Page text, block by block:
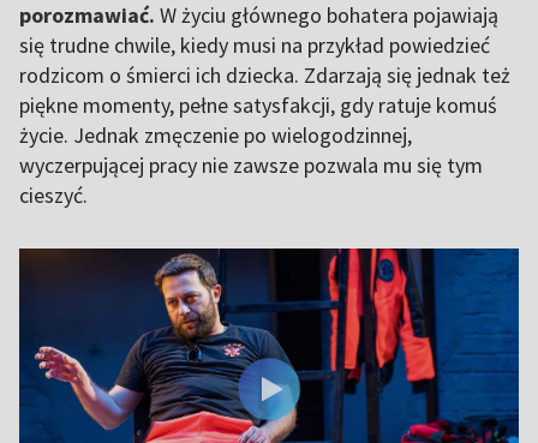
porozmawiać. W życiu głównego bohatera pojawiają
się trudne chwile, kiedy musi na przykład powiedzieć
rodzicom o śmierci ich dziecka. Zdarzają się jednak też
piękne momenty, pełne satysfakcji, gdy ratuje komuś
życie. Jednak zmęczenie po wielogodzinnej,
wyczerpującej pracy nie zawsze pozwala mu się tym
cieszyć.